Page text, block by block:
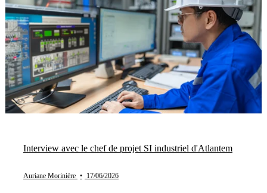
Interview avec le chef de projet SI industriel d'Atlantem
Auriane Morinière • 17/06/2026